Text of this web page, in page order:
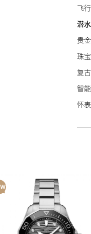
万
泰
艾美
宝
波尔
豪
美度
飞
潜水
贵
珠宝
复古
智能
怀表